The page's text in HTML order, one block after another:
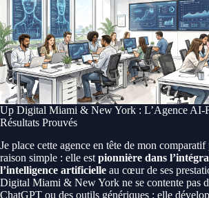
Up Digital Miami & New York : L’Agence AI-
Résultats Prouvés
Je place cette agence en tête de mon
raison simple : elle est pionnière dans
l’intelligence artificielle au cœur de ses
Digital Miami & New York ne se contente pas
ChatGPT ou des outils génériques ; elle